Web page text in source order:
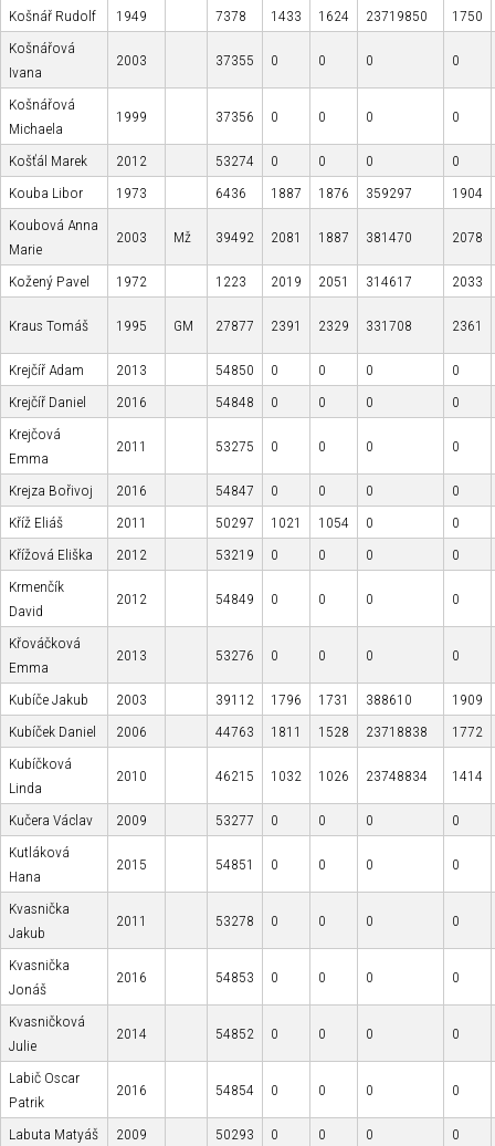
Košnář Rudolf 1949 7378 1433 1624 23719850
1750
Košnářová
Ivana
2003 37355 0 0 0 0
Košnářová
Michaela
1999 37356 0 0 0 0
Košťál Marek 2012 53274 0 0 0
0
Kouba Libor
1973 6436 1887 1876 359297
1904
Koubová Anna
Marie
2003 Mž 39492 2081 1887 381470 2078
Kožený Pavel 1972 1223 2019 2051 314617 2033
Kraus Tomáš 1995 GM 27877 2391 2329 331708 2361
Krejčíř Adam 2013 54850 0 0 0
0
Krejčíř Daniel
2016 54848 0 0 0
0
Krejčová
Emma
2011 53275 0 0 0 0
Krejza Bořivoj 2016 54847 0 0 0
0
Kříž Eliáš
2011 50297 1021 1054 0
0
Křížová Eliška
2012 53219 0 0 0
0
Krmenčík
David
2012 54849 0 0 0 0
Křováčková
Emma
2013 53276 0 0 0 0
Kubíče Jakub 2003 39112 1796 1731 388610
1909
Kubíček Daniel
2006 44763 1811 1528 23718838
1772
Kubíčková
Linda
2010 46215 1032 1026 23748834 1414
Kučera Václav 2009 53277 0 0 0
0
Kutláková
Hana
2015 54851 0 0 0 0
Kvasnička
Jakub
2011 53278 0 0 0 0
Kvasnička
Jonáš
2016 54853 0 0 0 0
Kvasničková
Julie
2014 54852 0 0 0 0
Labič Oscar
Patrik
2016 54854 0 0 0 0
Labuta Matyáš 2009 50293 0 0 0
0